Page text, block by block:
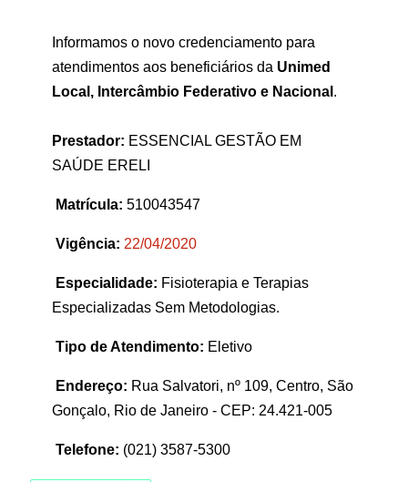
Informamos o novo credenciamento para
atendimentos aos beneficiários da Unimed
Local, Intercâmbio Federativo e Nacional .
Prestador: ESSENCIAL GESTÃO EM
SAÚDE ERELI
Matrícula: 510043547
Vigência: 22/04/2020
Especialidade: Fisioterapia e Terapias
Especializadas Sem Metodologias.
Tipo de Atendimento: Eletivo
Endereço: Rua Salvatori, nº 109, Centro, São
Gonçalo, Rio de Janeiro - CEP: 24.421-005
Telefone: (021) 3587-5300